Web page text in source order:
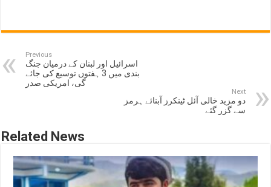
Previous
اسرائیل اور لبنان کے درمیان جنگ
بندی میں 3 ہفتوں توسیع کی جائے
گی، امریکی صدر
Next
دو مزید خالی آئل ٹینکرز آبنائے ہرمز
سے گزر گئے
Related News